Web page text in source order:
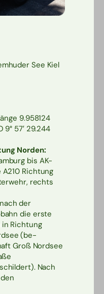
See Kiel
9.958124
9° 57′ 29.244
Norden:
bis AK-
Richtung
rechts
der
die erste
Richtung
(be-
Groß Nordsee
Nach